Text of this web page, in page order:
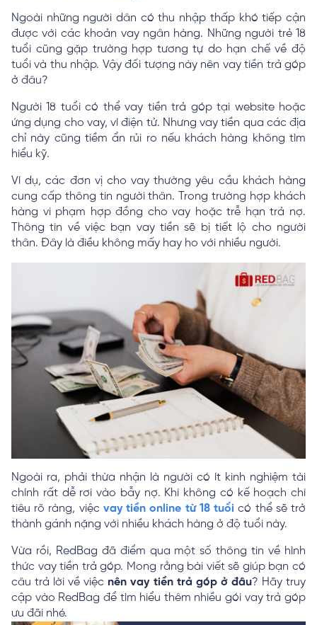
Ngoài những người dân có thu nhập thấp khó tiếp cận
được với các khoản vay ngân hàng. Những người trẻ 18
tuổi cũng gặp trường hợp tương tự do hạn chế về độ
tuổi và thu nhập. Vậy đối tượng này nên vay tiền trả góp
ở đâu?
Người 18 tuổi có thể vay tiền trả góp tại website hoặc
ứng dụng cho vay, ví điện tử. Nhưng vay tiền qua các địa
chỉ này cũng tiềm ẩn rủi ro nếu khách hàng không tìm
hiểu kỹ.
Ví dụ, các đơn vị cho vay thường yêu cầu khách hàng
cung cấp thông tin người thân. Trong trường hợp khách
hàng vi phạm hợp đồng cho vay hoặc trễ hạn trả nợ.
Thông tin về việc bạn vay tiền sẽ bị tiết lộ cho người
thân. Đây là điều không mấy hay ho với nhiều người.
Ngoài ra, phải thừa nhận là người có ít kinh nghiệm tài
chính rất dễ rơi vào bẫy nợ. Khi không có kế hoạch chi
tiêu rõ ràng, việc vay tiền online từ 18 tuổi có thể sẽ trở
thành gánh nặng với nhiều khách hàng ở độ tuổi này.
Vừa rồi, RedBag đã điểm qua một số thông tin về hình
thức vay tiền trả góp. Mong rằng bài viết sẽ giúp bạn có
câu trả lời về việc nên vay tiền trả góp ở đâu? Hãy truy
cập vào RedBag để tìm hiểu thêm nhiều gói vay trả góp
ưu đãi nhé.